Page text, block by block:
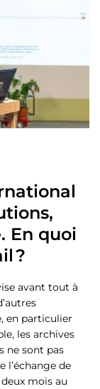
En quoi
?
avant tout à
en particulier
les archives
ne sont pas
l’échange de
mois au